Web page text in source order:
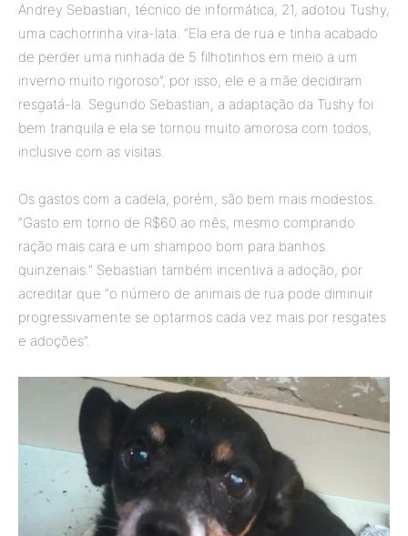
Andrey Sebastian, técnico de informática, 21, adotou Tushy,
uma cachorrinha vira-lata. “Ela era de rua e tinha acabado
de perder uma ninhada de 5 filhotinhos em meio a um
inverno muito rigoroso”, por isso, ele e a mãe decidiram
resgatá-la. Segundo Sebastian, a adaptação da Tushy foi
bem tranquila e ela se tornou muito amorosa com todos,
inclusive com as visitas.
Os gastos com a cadela, porém, são bem mais modestos.
“Gasto em torno de R$60 ao mês, mesmo comprando
ração mais cara e um shampoo bom para banhos
quinzenais.” Sebastian também incentiva a adoção, por
acreditar que “o número de animais de rua pode diminuir
progressivamente se optarmos cada vez mais por resgates
e adoções”.